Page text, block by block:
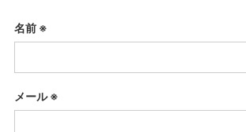
名前 ※
メール※